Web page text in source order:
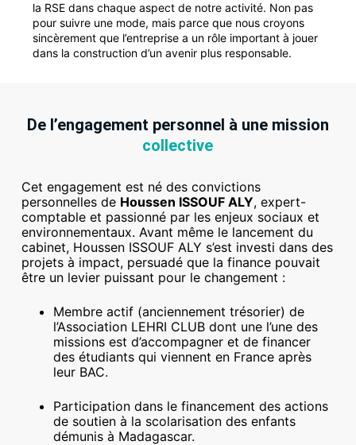
la RSE dans chaque aspect de notre activité. Non pas
pour suivre une mode, mais parce que nous croyons
sincèrement que l’entreprise a un rôle important à jouer
dans la construction d’un avenir plus responsable.
De l’engagement personnel à une mission
collective
Cet engagement est né des convictions
personnelles de Houssen ISSOUF ALY, expert-
comptable et passionné par les enjeux sociaux et
environnementaux. Avant même le lancement du
cabinet, Houssen ISSOUF ALY s’est investi dans des
projets à impact, persuadé que la finance pouvait
être un levier puissant pour le changement :
Membre actif (anciennement trésorier) de
l’Association LEHRI CLUB dont une l’une des
missions est d’accompagner et de financer
des étudiants qui viennent en France après
leur BAC.
Participation dans le financement des actions
de soutien à la scolarisation des enfants
démunis à Madagascar.